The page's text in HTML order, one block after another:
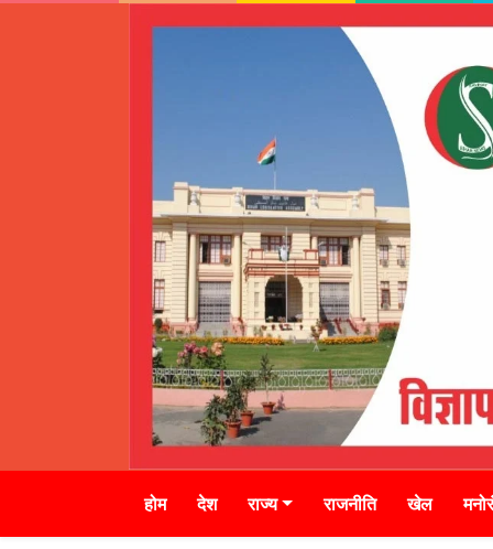
होम देश राज्य राजनीति खेल